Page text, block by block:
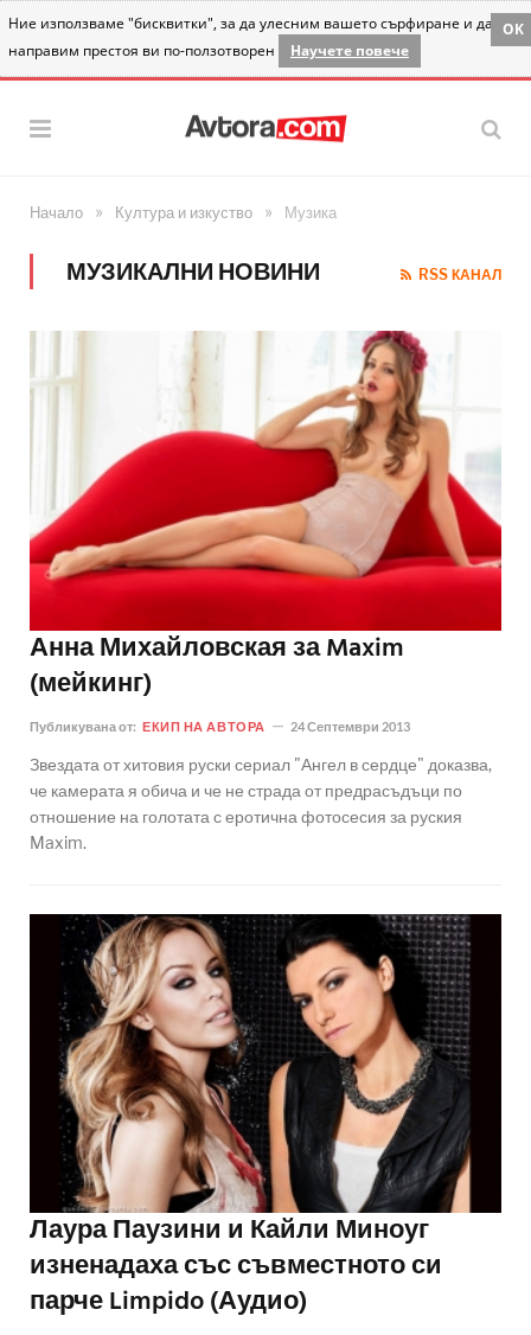
Ние използваме "бисквитки", за да улесним вашето сърфиране и да
направим престоя ви по-ползотворен
Научете повече
OK
Начало » Култура и изкуство » Музика
МУЗИКАЛНИ НОВИНИ RSS КАНАЛ
Анна Михайловская за Maxim
(мейкинг)
Публикувана от: ЕКИП НА АВТОРА 24 Септември 2013
Звездата от хитовия руски сериал "Ангел в сердце" доказва,
че камерата я обича и че не страда от предрасъдъци по
отношение на голотата с еротична фотосесия за руския
Maxim.
Лаура Паузини и Кайли Миноуг
изненадаха със съвместното си
парче Limpido (Аудио)